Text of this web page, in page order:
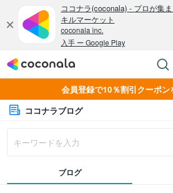
会員登録で10％割引クーポン
ココナラブログ
ブログ